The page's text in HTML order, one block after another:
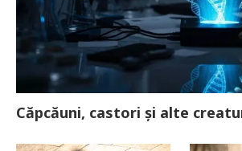
Căpcăuni, castori și alte